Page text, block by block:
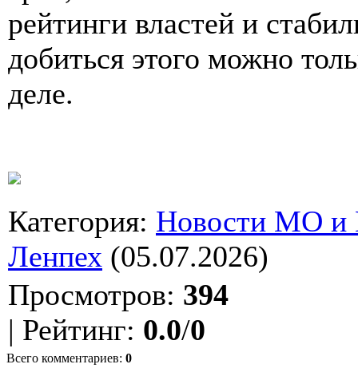
рейтинги властей и
добиться этого можно
деле.
Категория: Новости МО
Ленпех (05.07.2026)
Просмотров: 394
| Рейтинг: 0.0/0
Всего комментариев: 0